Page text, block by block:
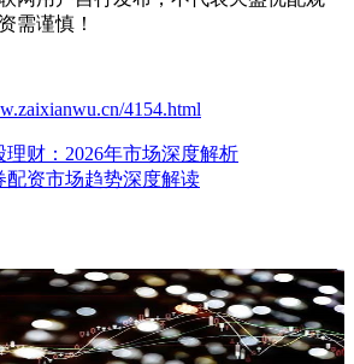
需谨慎！
4154.html
理财：2026年市场深度解析
配资市场趋势深度解读